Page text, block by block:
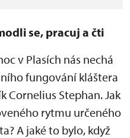
se, pracuj a čti
v Plasích nás nechá
fungování kláštera
Cornelius Stephan. Jak
rytmu určeného
A jaké to bylo, když